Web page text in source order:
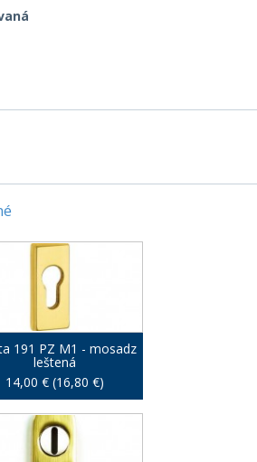
191 PZ M1 - mosadz
leštená
14,00 € (16,80 €)